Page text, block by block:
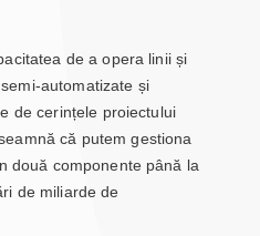
de a opera linii și
automatizate și
de cerințele proiectului
că putem gestiona
două componente până la
de miliarde de